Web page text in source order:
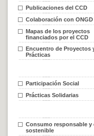
Publicaciones del CCD
Colaboración con ONGD
Mapas de los proyectos
financiados por el CCD
Encuentro de Proyectos
Prácticas
Participación Social
Prácticas Solidarias
Consumo responsable y
sostenible